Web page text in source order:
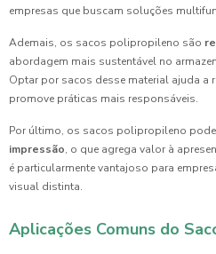
empresas que buscam soluções
Ademais, os sacos polipropileno são
abordagem mais sustentável no
Optar por sacos desse material ajuda a
promove práticas mais responsáveis.
Por último, os sacos polipropileno
impressão, o que agrega valor à
é particularmente vantajoso para
visual distinta.
Aplicações Comuns do